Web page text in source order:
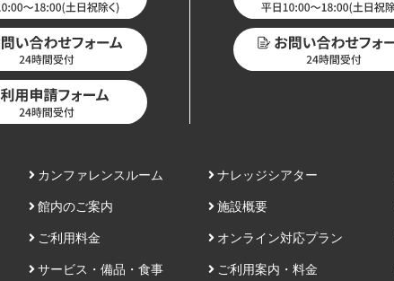
カンファレンスルーム
館内のご案内
ご利用料金
サービス・備品・食事
ナレッジシアター
施設概要
オンライン対応プラン
ご利用案内・料金